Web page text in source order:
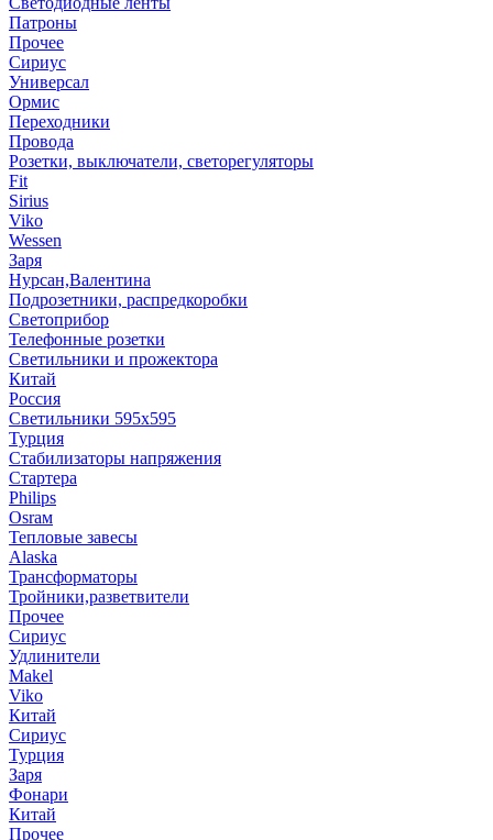
Патроны
Прочее
Сириус
Универсал
Ормис
Переходники
Провода
Розетки, выключатели, светорегуляторы
Fit
Sirius
Viko
Wessen
Заря
Нурсан,Валентина
Подрозетники, распредкоробки
Светоприбор
Телефонные розетки
Светильники и прожектора
Китай
Россия
Светильники 595х595
Турция
Стабилизаторы напряжения
Стартера
Philips
Оsrам
Тепловые завесы
Alaska
Трансформаторы
Тройники,разветвители
Прочее
Сириус
Удлинители
Makel
Viko
Китай
Сириус
Турция
Заря
Фонари
Китай
Прочее